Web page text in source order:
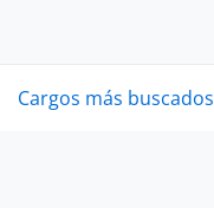
Cargos más buscados